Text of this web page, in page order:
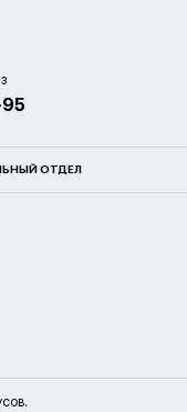
ОТДЕЛ